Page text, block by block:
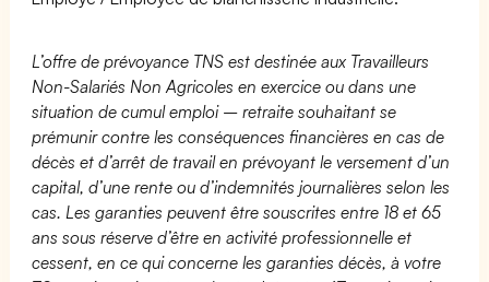
L’offre de prévoyance TNS est destinée aux Travailleurs
Non-Salariés Non Agricoles en exercice ou dans une
situation de cumul emploi – retraite souhaitant se
prémunir contre les conséquences financières en cas de
décès et d’arrêt de travail en prévoyant le versement d’un
capital, d’une rente ou d’indemnités journalières selon les
cas. Les garanties peuvent être souscrites entre 18 et 65
ans sous réserve d’être en activité professionnelle et
cessent, en ce qui concerne les garanties décès, à votre